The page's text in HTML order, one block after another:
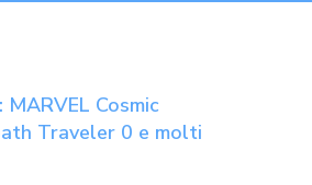
Cosmic
Traveler 0 e molti